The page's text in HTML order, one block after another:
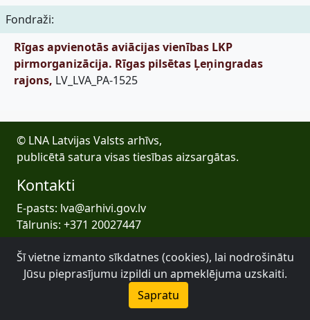
Fondraži:
Rīgas apvienotās aviācijas vienības LKP
pirmorganizācija. Rīgas pilsētas Ļeņingradas
rajons, LV_LVA_PA-1525
© LNA Latvijas Valsts arhīvs,
publicētā satura visas tiesības aizsargātas.
Kontakti
E-pasts: lva@arhivi.gov.lv
Tālrunis: +371 20027447
Bezdelīgu 1A, Rīga
Latvijas Valsts arhīvs
Šī vietne izmanto sīkdatnes (cookies), lai nodrošinātu
Jūsu pieprasījumu izpildi un apmeklējuma uzskaiti.
Sapratu